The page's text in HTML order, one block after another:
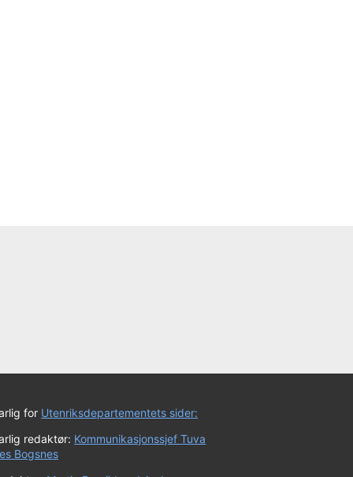
for Utenriksdepartementets sider:
redaktør: Kommunikasjonssjef Tuva
Bogsnes